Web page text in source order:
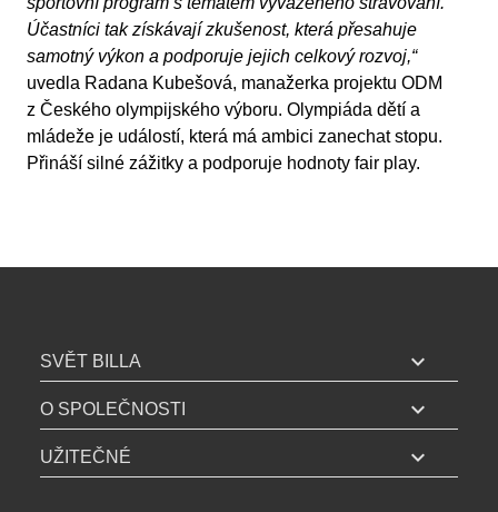
Účastníci tak získávají zkušenost, která přesahuje
samotný výkon a podporuje jejich celkový rozvoj,“
uvedla Radana Kubešová, manažerka projektu ODM
z Českého olympijského výboru. Olympiáda dětí a
mládeže je událostí, která má ambici zanechat stopu.
Přináší silné zážitky a podporuje hodnoty fair play.
SVĚT BILLA expand_more
O SPOLEČNOSTI expand_more
UŽITEČNÉ expand_more